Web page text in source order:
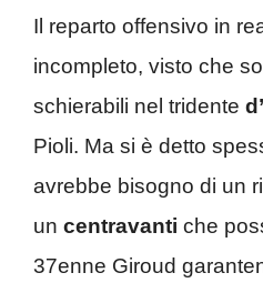
Il reparto offensivo in
incompleto, visto che
schierabili nel tridente
Pioli. Ma si è detto
avrebbe bisogno di un
un centravanti che
37enne Giroud